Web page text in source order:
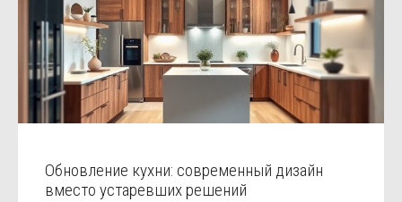
Обновление кухни: современный дизайн
вместо устаревших решений